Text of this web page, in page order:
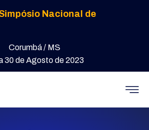
Simpósio Nacional de
Corumbá / MS
30 de Agosto de 2023